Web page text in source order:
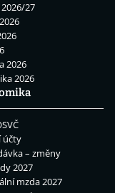
27
2026
2026
účty
– změny
2027
mzda 2027